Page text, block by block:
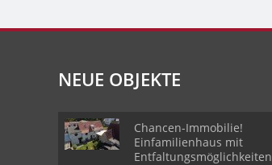
NEUE OBJEKTE
Chancen-Immobilie!
Einfamilienhaus mit
Entfaltungsmöglichkeiten.